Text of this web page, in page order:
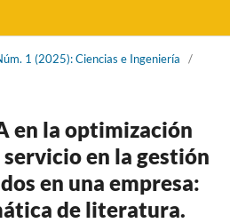
1 (2025): Ciencias e Ingeniería
/
en la optimización
en la gestión
en una empresa:
de literatura.